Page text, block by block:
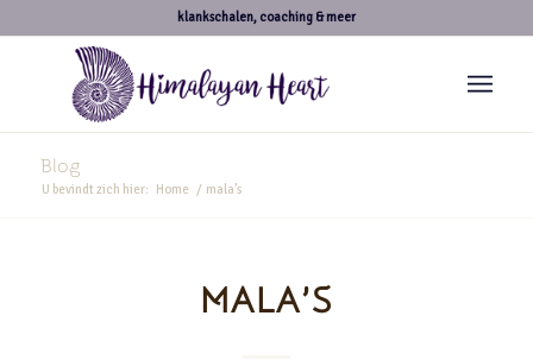
klankschalen, coaching & meer
Blog
U bevindt zich hier: Home / mala’s
MALA’S